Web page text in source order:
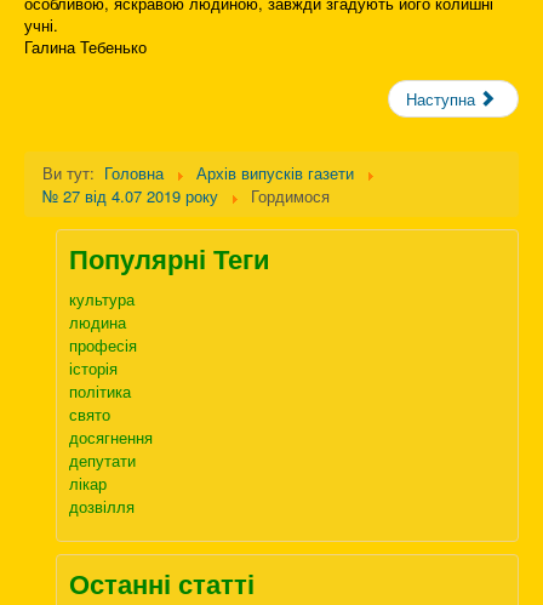
учні.
Галина Тебенько
Наступна
Ви тут: Головна
Архів випусків газети
№ 27 від 4.07 2019 року
Гордимося
Популярні Теги
культура
людина
професія
історія
політика
свято
досягнення
депутати
лікар
дозвілля
Останні статті